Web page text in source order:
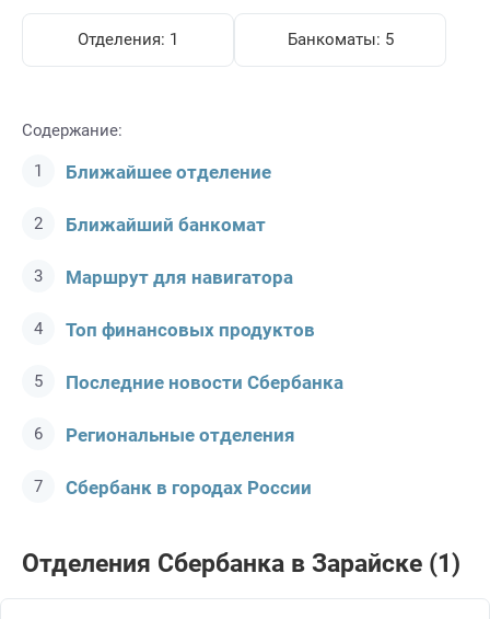
Отделения: 1 Банкоматы: 5
Содержание:
Ближайшее отделение
Ближайший банкомат
Маршрут для навигатора
Топ финансовых продуктов
Последние новости Сбербанкa
Региональные отделения
Сбербанк в городах России
Отделения Сбербанкa в Зарайске (1)